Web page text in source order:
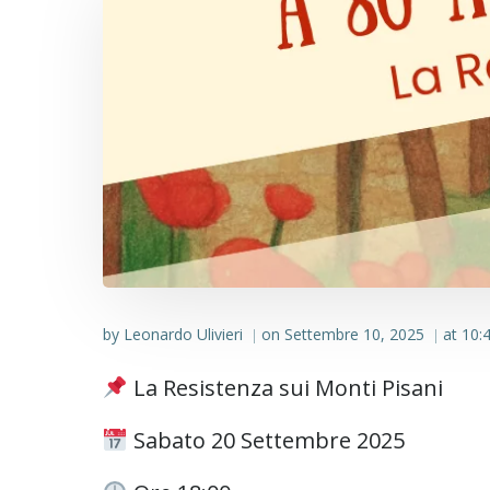
by Leonardo Ulivieri | on Settembre 10, 2025 | at
La Resistenza sui Monti Pisani
Sabato 20 Settembre 2025